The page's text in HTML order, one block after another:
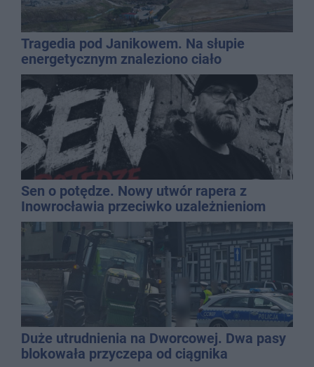
Tragedia pod Janikowem. Na słupie
energetycznym znaleziono ciało
mężczyzny
Sen o potędze. Nowy utwór rapera z
Inowrocławia przeciwko uzależnieniom
Duże utrudnienia na Dworcowej. Dwa pasy
blokowała przyczepa od ciągnika